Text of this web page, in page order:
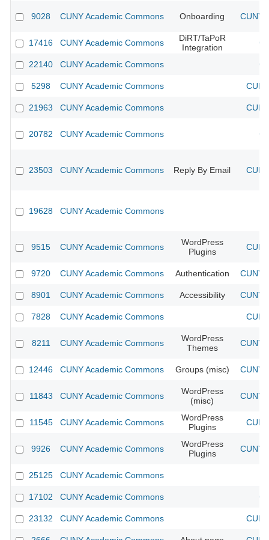
9028 CUNY Academic Commons Onboarding CUNY
17416 CUNY Academic Commons
DiRT/TaPoR
Integration
22140 CUNY Academic Commons
5298 CUNY Academic Commons
21963 CUNY Academic Commons
20782 CUNY Academic Commons
23503 CUNY Academic Commons Reply By Email
19628 CUNY Academic Commons
9515 CUNY Academic Commons
WordPress
Plugins
9720 CUNY Academic Commons Authentication CUNY
8901 CUNY Academic Commons Accessibility CUNY
7828 CUNY Academic Commons
8211 CUNY Academic Commons
WordPress
Themes
CUNY
12446 CUNY Academic Commons Groups (misc) CUNY
11843 CUNY Academic Commons
WordPress
(misc)
CUNY
11545 CUNY Academic Commons
WordPress
Plugins
9926 CUNY Academic Commons
WordPress
Plugins
CUNY
25125 CUNY Academic Commons
17102 CUNY Academic Commons
23132 CUNY Academic Commons